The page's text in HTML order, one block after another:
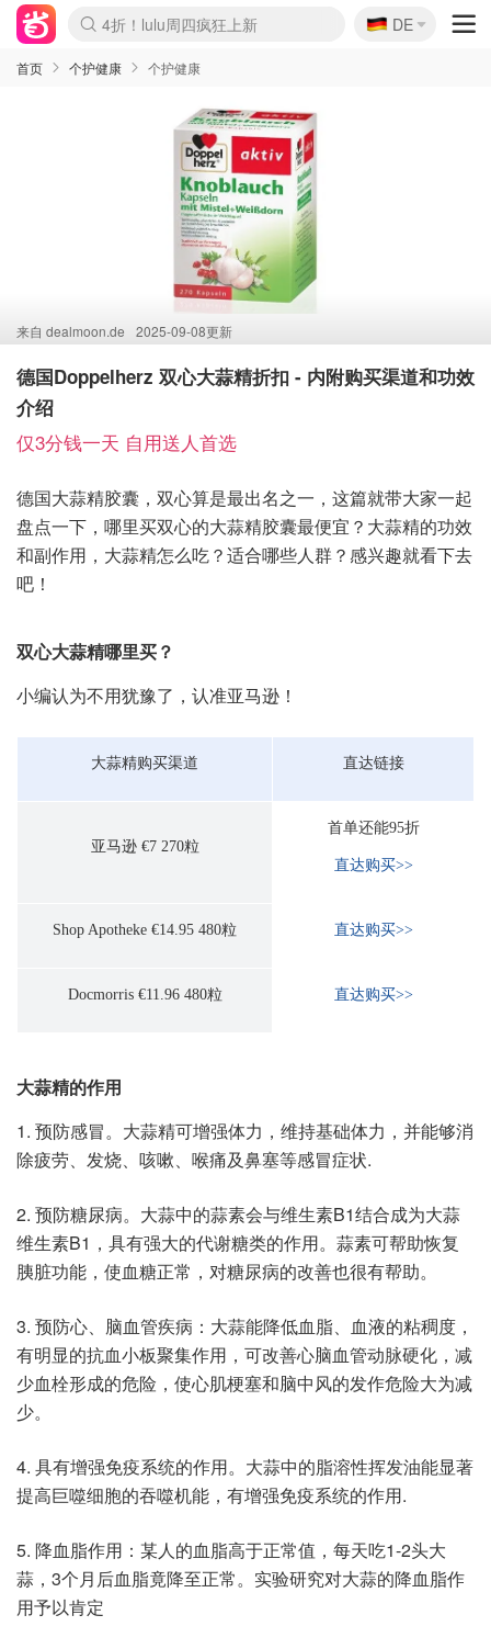
Boticinal 夏促开抢！
4折！lulu周四疯狂上新
还没结束！&OtherStories大促
Joybuy变相75折 随时失效
速领！Stanley独家85折
疑似霸哥！Camper额外叠85折
Zalando 奥莱闪促！每日更新
Moncler反季囤！5折起+叠9折
Coach Brooklyn仅€192
🇩🇪
DE
首页 个护健康 个护健康
来自 dealmoon.de 2025-09-08更新
德国Doppelherz 双心大蒜精折扣 - 内附购买渠道和功效
介绍
仅3分钱一天 自用送人首选
德国大蒜精胶囊，双心算是最出名之一，这篇就带大家一起
盘点一下，哪里买双心的大蒜精胶囊最便宜？大蒜精的功效
和副作用，大蒜精怎么吃？适合哪些人群？感兴趣就看下去
吧！
双心大蒜精哪里买？
小编认为不用犹豫了，认准亚马逊！
大蒜精购买渠道 直达链接
亚马逊 €7 270粒
首单还能95折
直达购买>>
Shop Apotheke €14.95 480粒 直达购买>>
Docmorris €11.96 480粒 直达购买>>
大蒜精的作用
1. 预防感冒。大蒜精可增强体力，维持基础体力，并能够消
除疲劳、发烧、咳嗽、喉痛及鼻塞等感冒症状.
2. 预防糖尿病。大蒜中的蒜素会与维生素B1结合成为大蒜
维生素B1，具有强大的代谢糖类的作用。蒜素可帮助恢复
胰脏功能，使血糖正常，对糖尿病的改善也很有帮助。
3. 预防心、脑血管疾病：大蒜能降低血脂、血液的粘稠度，
有明显的抗血小板聚集作用，可改善心脑血管动脉硬化，减
少血栓形成的危险，使心肌梗塞和脑中风的发作危险大为减
少。
4. 具有增强免疫系统的作用。大蒜中的脂溶性挥发油能显著
提高巨噬细胞的吞噬机能，有增强免疫系统的作用.
5. 降血脂作用：某人的血脂高于正常值，每天吃1-2头大
蒜，3个月后血脂竟降至正常。实验研究对大蒜的降血脂作
用予以肯定